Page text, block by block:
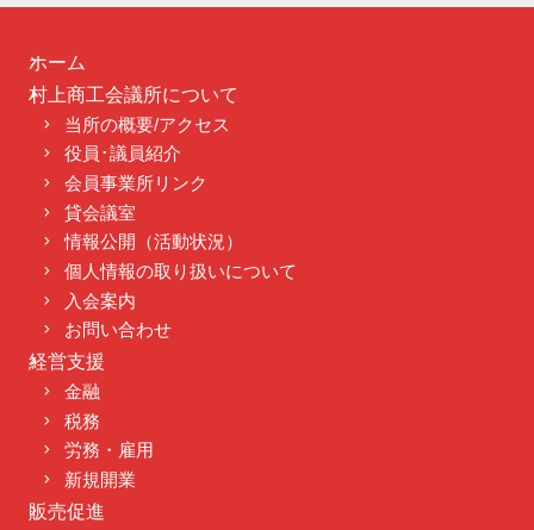
ホーム
村上商工会議所について
当所の概要/アクセス
役員･議員紹介
会員事業所リンク
貸会議室
情報公開（活動状況）
個人情報の取り扱いについて
入会案内
お問い合わせ
経営支援
金融
税務
労務・雇用
新規開業
販売促進